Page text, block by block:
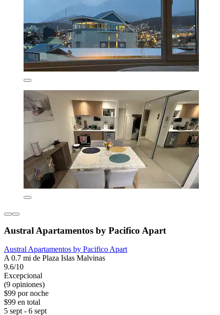
Austral Apartamentos by Pacifico Apart
Austral Apartamentos by Pacifico Apart
A 0.7 mi de Plaza Islas Malvinas
9.6/10
Excepcional
(9 opiniones)
$99 por noche
$99 en total
5 sept - 6 sept